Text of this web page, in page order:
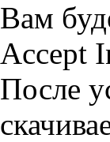
Вам
Accept
После